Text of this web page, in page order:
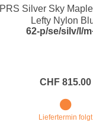
PRS Silver Sky
Lefty Nylon
62-p/se/silv/l/
CHF 815.00
Liefertermin folgt